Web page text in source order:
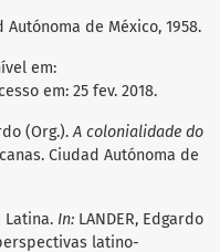
de México, 1958.
em:
em: 25 fev. 2018.
(Org.).A colonialidade do
Ciudad Autónoma de
Latina. In: LANDER, Edgardo
latino-